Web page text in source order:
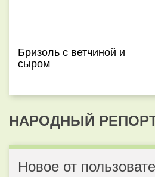
Бризоль с ветчиной и
сыром
НАРОДНЫЙ
Новое от